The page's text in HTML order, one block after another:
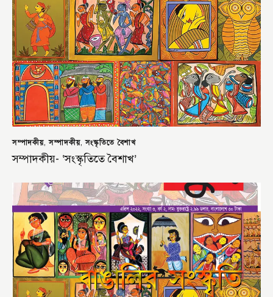
সম্পাদকীয়,সম্পাদকীয়,সংস্কৃতিতে বৈশাখ
সম্পাদকীয়- ‘সংস্কৃতিতে বৈশাখ’